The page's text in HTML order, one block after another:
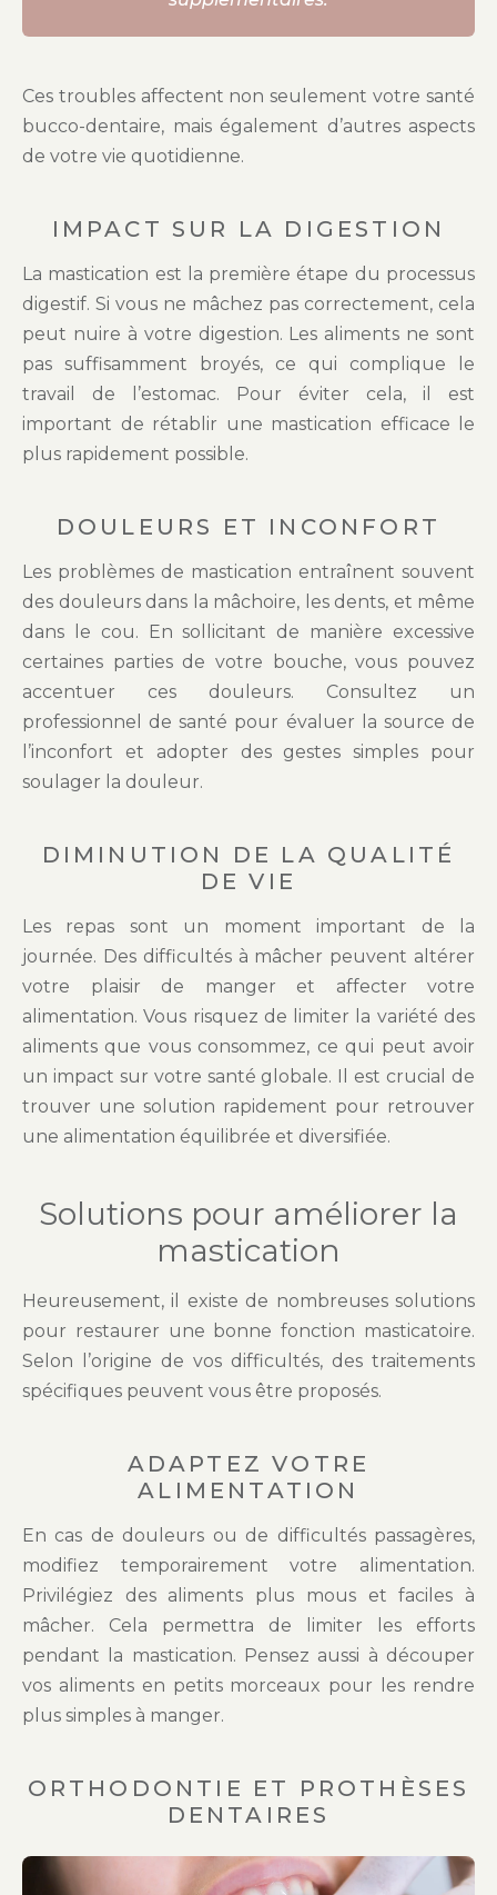
Ces troubles affectent non seulement votre santé
bucco-dentaire, mais également d’autres aspects
de votre vie quotidienne.
IMPACT SUR LA DIGESTION
La mastication est la première étape du processus
digestif. Si vous ne mâchez pas correctement, cela
peut nuire à votre digestion. Les aliments ne sont
pas suffisamment broyés, ce qui complique le
travail de l’estomac. Pour éviter cela, il est
important de rétablir une mastication efficace le
plus rapidement possible.
DOULEURS ET INCONFORT
Les problèmes de mastication entraînent souvent
des douleurs dans la mâchoire, les dents, et même
dans le cou. En sollicitant de manière excessive
certaines parties de votre bouche, vous pouvez
accentuer ces douleurs. Consultez un
professionnel de santé pour évaluer la source de
l’inconfort et adopter des gestes simples pour
soulager la douleur.
DIMINUTION DE LA QUALITÉ
DE VIE
Les repas sont un moment important de la
journée. Des difficultés à mâcher peuvent altérer
votre plaisir de manger et affecter votre
alimentation. Vous risquez de limiter la variété des
aliments que vous consommez, ce qui peut avoir
un impact sur votre santé globale. Il est crucial de
trouver une solution rapidement pour retrouver
une alimentation équilibrée et diversifiée.
Solutions pour améliorer la
mastication
Heureusement, il existe de nombreuses solutions
pour restaurer une bonne fonction masticatoire.
Selon l’origine de vos difficultés, des traitements
spécifiques peuvent vous être proposés.
ADAPTEZ VOTRE
ALIMENTATION
En cas de douleurs ou de difficultés passagères,
modifiez temporairement votre alimentation.
Privilégiez des aliments plus mous et faciles à
mâcher. Cela permettra de limiter les efforts
pendant la mastication. Pensez aussi à découper
vos aliments en petits morceaux pour les rendre
plus simples à manger.
ORTHODONTIE ET PROTHÈSES
DENTAIRES